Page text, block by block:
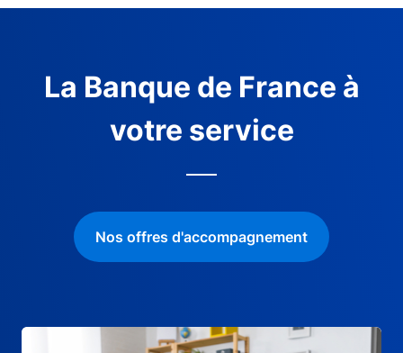
La Banque de France à
votre service
Nos offres d'accompagnement